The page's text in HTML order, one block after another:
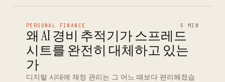
PERSONAL FINANCE 5 MIN
왜 AI 경비 추적기가 스프레드
시트를 완전히 대체하고 있는
가
디지털 시대에 재정 관리는 그 어느 때보다 편리해졌습